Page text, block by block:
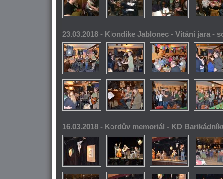
23.03.2018 - Klondike Jablonec - Vítání jara -
16.03.2018 - Kordův memoriál - KD